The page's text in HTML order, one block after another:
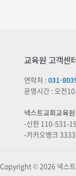
교육원 고객센
연락처 : 031-
운영시간 : 오전
넥스트교회교육
-신한 110-531-
-카카오뱅크
Copyright © 2026 넥스